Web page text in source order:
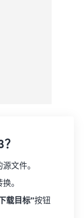
文件。
。
载目标”按钮